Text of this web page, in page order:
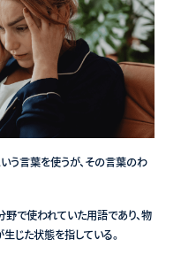
う言葉を使うが、その言葉のわ
野で使われていた用語であり、物
じた状態を指している。